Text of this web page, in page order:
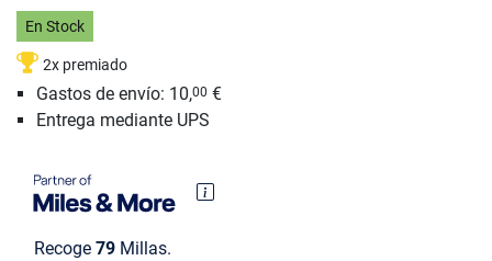
En Stock
2x premiado
Gastos de envío: 10,00 €
Entrega mediante UPS
Recoge 79 Millas.